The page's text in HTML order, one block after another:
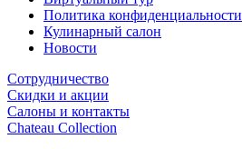
Политика конфиденциальности
Кулинарный салон
Новости
Сотрудничество
Скидки и акции
Салоны и контакты
Chateau Collection